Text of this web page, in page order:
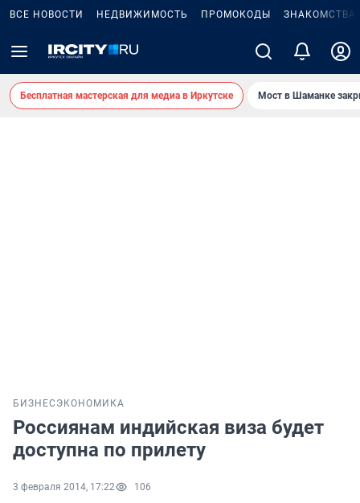
ВСЕ НОВОСТИ НЕДВИЖИМОСТЬ ПРОМОКОДЫ ЗНАКОМСТВА
Бесплатная мастерская для медиа в Иркутске Мост в Шаманке
БИЗНЕС ЭКОНОМИКА
Россиянам индийская виза будет
доступна по прилету
3 февраля 2014, 17:22 106